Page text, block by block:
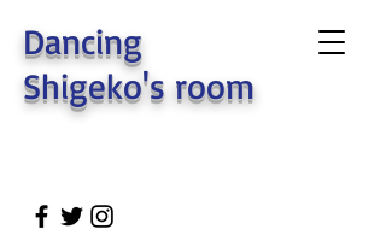
Dancing
Shigeko's room